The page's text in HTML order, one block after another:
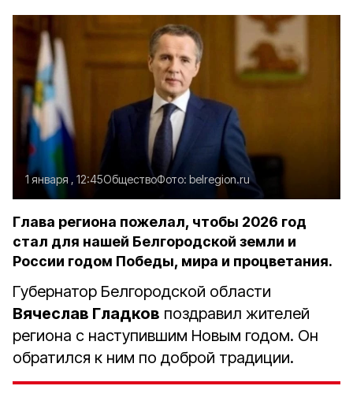
1 января , 12:45ОбществоФото: belregion.ru
Глава региона пожелал, чтобы 2026 год
стал для нашей Белгородской земли и
России годом Победы, мира и процветания.
Губернатор Белгородской области
Вячеслав Гладков поздравил жителей
региона с наступившим Новым годом. Он
обратился к ним по доброй традиции.